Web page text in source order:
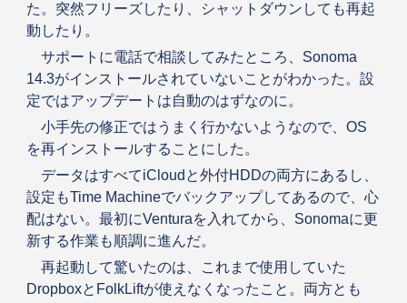
た。突然フリーズしたり、シャットダウンしても再起
動したり。
サポートに電話で相談してみたところ、Sonoma
14.3がインストールされていないことがわかった。設
定ではアップデートは自動のはずなのに。
小手先の修正ではうまく行かないようなので、OS
を再インストールすることにした。
データはすべてiCloudと外付HDDの両方にあるし、
設定もTime Machineでバックアップしてあるので、心
配はない。最初にVenturaを入れてから、Sonomaに更
新する作業も順調に進んだ。
再起動して驚いたのは、これまで使用していた
DropboxとFolkLiftが使えなくなったこと。両方とも